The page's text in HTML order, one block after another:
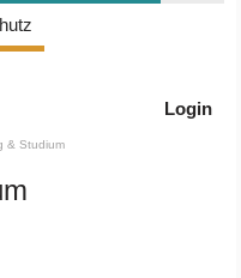
Login
& Studium